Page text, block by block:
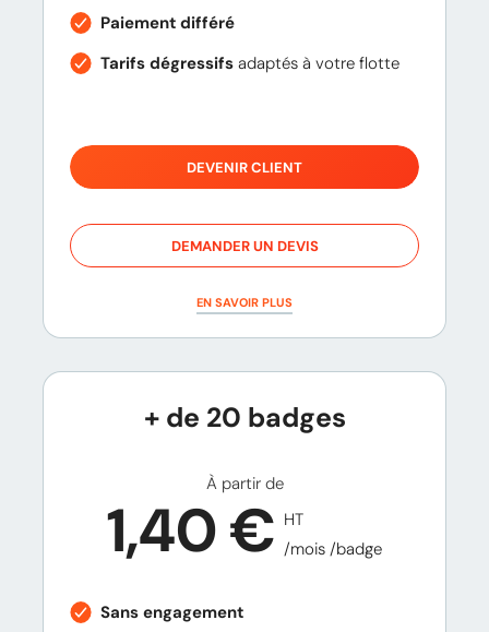
Paiement différé
Tarifs dégressifsadaptés à votre flotte
DEVENIR CLIENT
DEMANDER UN DEVIS
EN SAVOIR PLUS
+ de 20 badges
À partir de
1,40 € HT
/mois /badge
Sans engagement